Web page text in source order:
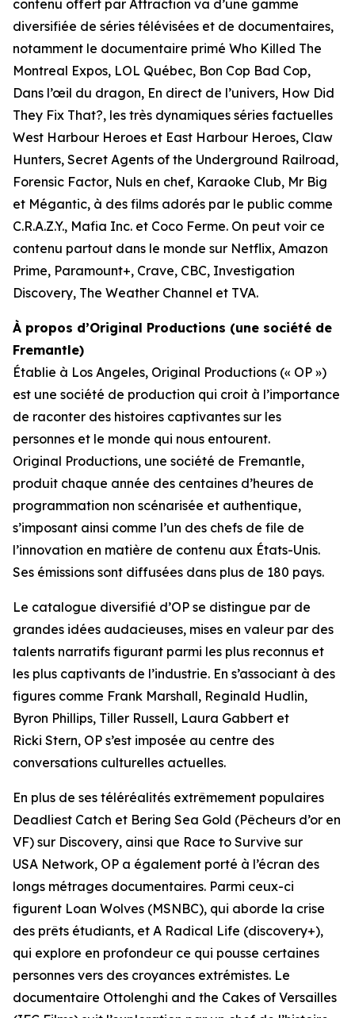
contenu offert par Attraction va d’une gamme
diversifiée de séries télévisées et de documentaires,
notamment le documentaire primé Who Killed The
Montreal Expos, LOL Québec, Bon Cop Bad Cop,
Dans l’œil du dragon, En direct de l’univers, How Did
They Fix That?, les très dynamiques séries factuelles
West Harbour Heroes et East Harbour Heroes, Claw
Hunters, Secret Agents of the Underground Railroad,
Forensic Factor, Nuls en chef, Karaoke Club, Mr Big
et Mégantic, à des films adorés par le public comme
C.R.A.Z.Y., Mafia Inc. et Coco Ferme. On peut voir ce
contenu partout dans le monde sur Netflix, Amazon
Prime, Paramount+, Crave, CBC, Investigation
Discovery, The Weather Channel et TVA.
À propos d’Original Productions (une société de
Fremantle)
Établie à Los Angeles, Original Productions (« OP »)
est une société de production qui croit à l’importance
de raconter des histoires captivantes sur les
personnes et le monde qui nous entourent.
Original Productions, une société de Fremantle,
produit chaque année des centaines d’heures de
programmation non scénarisée et authentique,
s’imposant ainsi comme l’un des chefs de file de
l’innovation en matière de contenu aux États-Unis.
Ses émissions sont diffusées dans plus de 180 pays.
Le catalogue diversifié d’OP se distingue par de
grandes idées audacieuses, mises en valeur par des
talents narratifs figurant parmi les plus reconnus et
les plus captivants de l’industrie. En s’associant à des
figures comme Frank Marshall, Reginald Hudlin,
Byron Phillips, Tiller Russell, Laura Gabbert et
Ricki Stern, OP s’est imposée au centre des
conversations culturelles actuelles.
En plus de ses téléréalités extrêmement populaires
Deadliest Catch et Bering Sea Gold (Pêcheurs d’or en
VF) sur Discovery, ainsi que Race to Survive sur
USA Network, OP a également porté à l’écran des
longs métrages documentaires. Parmi ceux-ci
figurent Loan Wolves (MSNBC), qui aborde la crise
des prêts étudiants, et A Radical Life (discovery+),
qui explore en profondeur ce qui pousse certaines
personnes vers des croyances extrémistes. Le
documentaire Ottolenghi and the Cakes of Versailles